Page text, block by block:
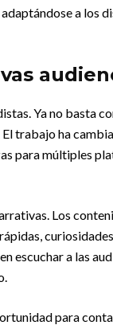
a
Ya no basta
trabajo ha
para múltiples
Los
escuchar a las
para